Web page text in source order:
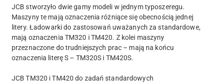
JCB stworzyło dwie gamy modeli w jednym typoszeregu.
Maszyny te mają oznaczenia różniące się obecnością jednej
litery. Ładowarki do zastosowań uważanych za standardowe,
mają oznaczenia TM320 i TM420. Z kolei maszyny
przeznaczone do trudniejszych prac – mają na końcu
oznaczenia literę S – TM320S i TM420S.
JCB TM320 i TM420 do zadań standardowych